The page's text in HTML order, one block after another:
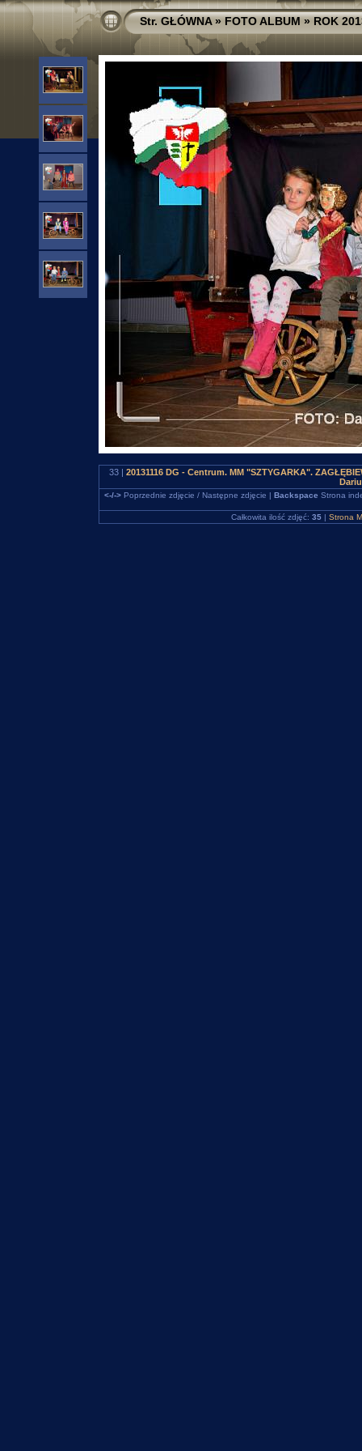
Str. GŁÓWNA»FOTO ALBUM»ROK
33 | 20131116 DG - Centrum. MM "SZTYGARKA".
<-/->Poprzednie zdjęcie / Następne zdjęcie | Backspace Strona
Całkowita ilość zdjęć: 35 | Strona